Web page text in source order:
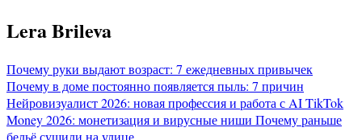
Перейти
к
Lera Brileva
Почему руки выдают возраст: 7 ежедневных привычек
Почему в доме постоянно появляется пыль: 7 причин
Нейровизуалист 2026: новая профессия и работа с AITikTok
Money 2026: монетизация и вирусные ниши Почему раньше
бельё сушили на улице